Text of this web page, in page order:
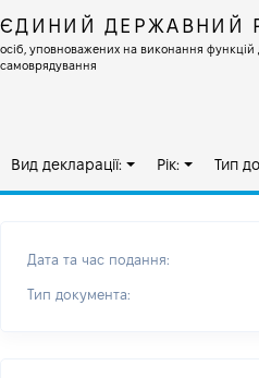
ЄДИНИЙ ДЕРЖАВНИЙ
осіб, уповноважених на виконання функцій
самоврядування
Вид декларації: Рік: Тип
Дата та час подання:
Тип документа: